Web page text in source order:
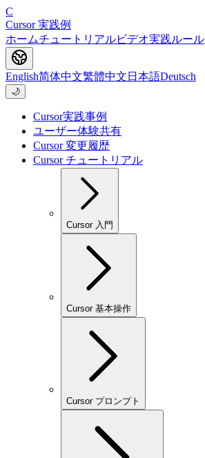
C
Cursor 実践例
ホームチュートリアルビデオ実践ルール
English简体中文繁體中文 日本語Deutsch
🌙
Cursor実践事例
ユーザー体験共有
Cursor 変更履歴
Cursor チュートリアル
Cursor 入門
Cursor 基本操作
Cursor プロンプト